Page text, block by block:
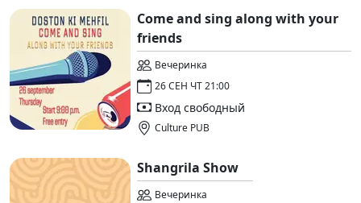
Come and sing along with your
friends
Вечеринка
26 СЕН ЧТ 21:00
Вход свободный
Culture PUB
Shangrila Show
Вечеринка